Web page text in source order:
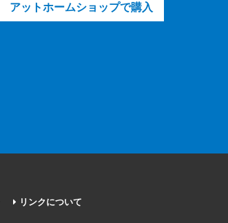
アットホームショップで購入
リンクについて